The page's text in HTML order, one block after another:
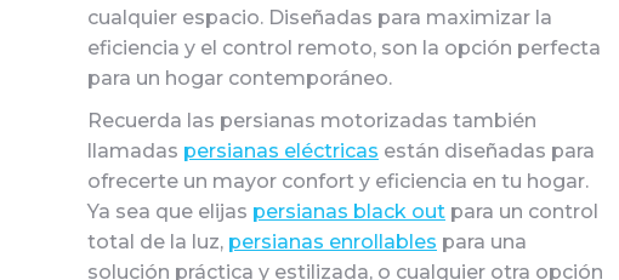
cualquier espacio. Diseñadas para maximizar la
eficiencia y el control remoto, son la opción perfecta
para un hogar contemporáneo.
Recuerda las persianas motorizadas también
llamadas persianas eléctricas están diseñadas para
ofrecerte un mayor confort y eficiencia en tu hogar.
Ya sea que elijas persianas black out para un control
total de la luz, persianas enrollables para una
solución práctica y estilizada, o cualquier otra opción